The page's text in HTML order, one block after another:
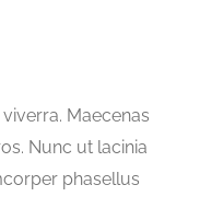
Maecenas
Nunc ut lacinia
phasellus